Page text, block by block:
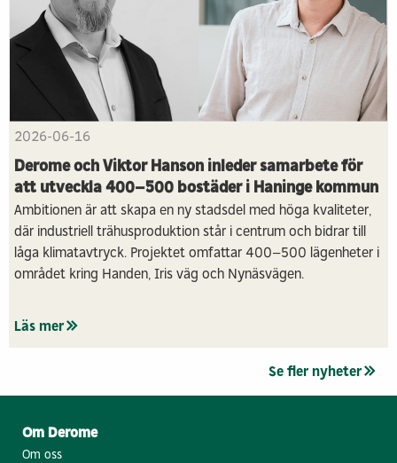
2026-06-16
Derome och Viktor Hanson inleder samarbete för
att utveckla 400–500 bostäder i Haninge kommun
Ambitionen är att skapa en ny stadsdel med höga kvaliteter,
där industriell trähusproduktion står i centrum och bidrar till
låga klimatavtryck. Projektet omfattar 400–500 lägenheter i
området kring Handen, Iris väg och Nynäsvägen.
Läs mer
Se fler nyheter
Om Derome
Om oss